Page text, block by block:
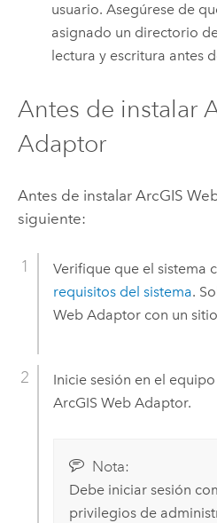
usuario. Asegúrese de
asignado un directorio
lectura y escritura antes
Antes de instalar
Adaptor
Antes de instalar ArcGIS
siguiente:
Verifique que el sistema
requisitos del sistema.
Web Adaptor con un
Inicie sesión en el
ArcGIS Web Adaptor.
Nota:
Debe iniciar sesión
privilegios de